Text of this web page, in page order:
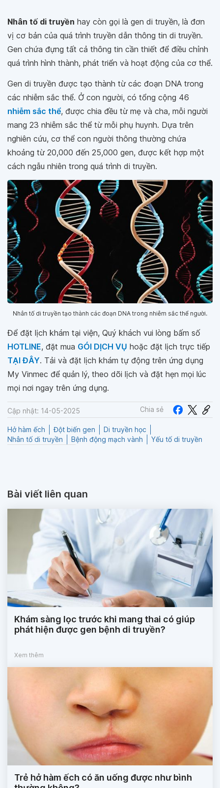
Nhân tố di truyền hay còn gọi là gen di truyền, là đơn
vị cơ bản của quá trình truyền dẫn thông tin di truyền.
Gen chứa đựng tất cả thông tin cần thiết để điều chỉnh
quá trình hình thành, phát triển và hoạt động của cơ thể.
Gen di truyền được tạo thành từ các đoạn DNA trong
các nhiễm sắc thể. Ở con người, có tổng cộng 46
nhiễm sắc thể, được chia đều từ mẹ và cha, mỗi người
mang 23 nhiễm sắc thể từ mỗi phụ huynh. Dựa trên
nghiên cứu, cơ thể con người thông thường chứa
khoảng từ 20,000 đến 25,000 gen, được kết hợp một
cách ngẫu nhiên trong quá trình di truyền.
Nhân tố di truyền tạo thành các đoạn DNA trong nhiễm sắc thể người.
Để đặt lịch khám tại viện, Quý khách vui lòng bấm số
HOTLINE, đặt mua GÓI DỊCH VỤ hoặc đặt lịch trực tiếp
TẠI ĐÂY. Tải và đặt lịch khám tự động trên ứng dụng
My Vinmec để quản lý, theo dõi lịch và đặt hẹn mọi lúc
mọi nơi ngay trên ứng dụng.
Cập nhật: 14-05-2025 Chia sẻ
Hở hàm ếch Đột biến gen
Di truyền học
Nhân tố di truyền
Bệnh động mạch vành Yếu tố di truyền
Bài viết liên quan
Khám sàng lọc trước khi mang thai có giúp
phát hiện được gen bệnh di truyền?
Xem thêm
Trẻ hở hàm ếch có ăn uống được như bình